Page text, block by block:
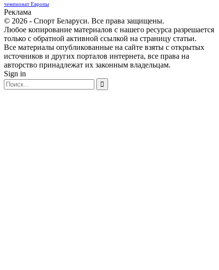
чемпионат Европы
Реклама
© 2026 - Спорт Беларуси. Все права защищены.
Любое копирование материалов с нашего ресурса разрешается
только с обратной активной ссылкой на страницу статьи.
Все материалы опубликованные на сайте взяты с открытых
источников и других порталов интернета, все права на
авторство принадлежат их законным владельцам.
Sign in